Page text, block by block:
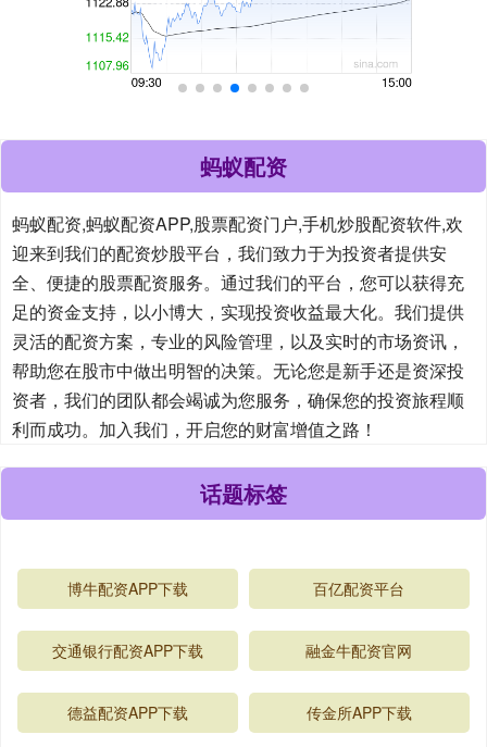
蚂蚁配资
蚂蚁配资,蚂蚁配资APP,股票配资门户,手机炒股配资软件,欢
迎来到我们的配资炒股平台，我们致力于为投资者提供安
全、便捷的股票配资服务。通过我们的平台，您可以获得充
足的资金支持，以小博大，实现投资收益最大化。我们提供
灵活的配资方案，专业的风险管理，以及实时的市场资讯，
帮助您在股市中做出明智的决策。无论您是新手还是资深投
资者，我们的团队都会竭诚为您服务，确保您的投资旅程顺
利而成功。加入我们，开启您的财富增值之路！
话题标签
博牛配资APP下载 百亿配资平台
交通银行配资APP下载 融金牛配资官网
德益配资APP下载 传金所APP下载